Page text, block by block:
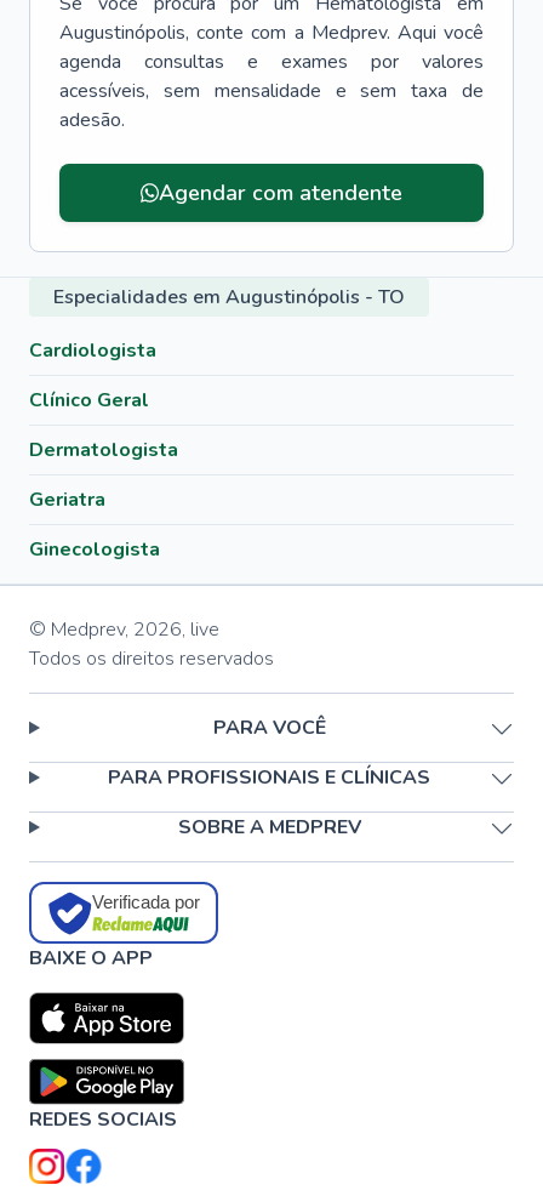
Augustinópolis, conte com a Medprev. Aqui você
agenda consultas e exames por valores
acessíveis, sem mensalidade e sem taxa de
adesão.
Agendar com atendente
Especialidades em Augustinópolis - TO
Cardiologista
Clínico Geral
Dermatologista
Geriatra
Ginecologista
© Medprev, 2026, live
Todos os direitos reservados
PARA VOCÊ
PARA PROFISSIONAIS E CLÍNICAS
SOBRE A MEDPREV
Verificada por
BAIXE O APP
REDES SOCIAIS